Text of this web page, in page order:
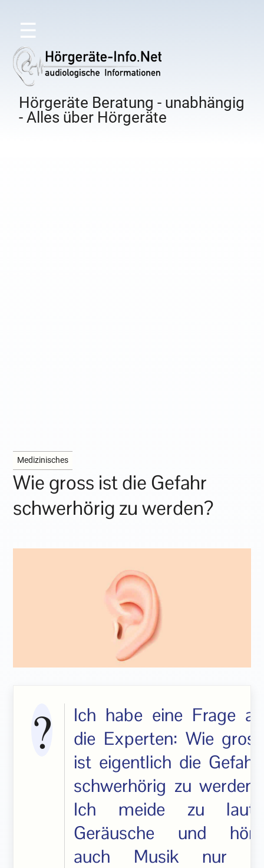
☰
Hörgeräte Beratung - unabhängig
- Alles über Hörgeräte
Medizinisches
Wie gross ist die Gefahr
schwerhörig zu werden?
Ich habe eine Frage an
die Experten: Wie gross
ist eigentlich die Gefahr,
schwerhörig zu werden?
Ich meide zu laute
Geräusche und höre
auch Musik nur in